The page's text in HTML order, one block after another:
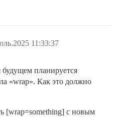
11:33:37
планируется
«wrap». Как это должно
[wrap=something] с новым